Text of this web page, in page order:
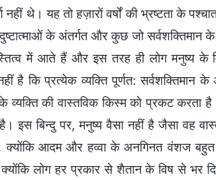
थे। यह तो हज़ारों वर्षों की भ्रष्टता के
के अंतर्गत और कुछ जो सर्वशक्तिमान
में आते हैं और इस तरह ही लोग मनुष्य के
है कि प्रत्येक व्यक्ति पूर्णत:
के व्यक्ति की वास्तविक किस्म को प्रकट करता
है। इस बिन्दु पर, मनुष्य वैसा नहीं है जैसा वह
क्योंकि आदम और हव्वा के अनगिनत वंशज
लोग हर प्रकार से शैतान के विष से भर